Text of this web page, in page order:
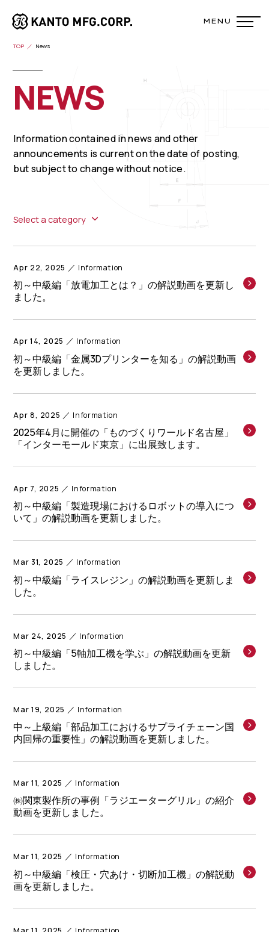
TOP News
NEWS
Information contained in news and other
announcements is current on the date of posting,
but subject to change without notice.
Select a category
Apr 22, 2025 Information
初～中級編「放電加工とは？」の解説動画を更新し
ました。
Apr 14, 2025 Information
初～中級編「金属3Dプリンターを知る」の解説動画
を更新しました。
Apr 8, 2025 Information
2025年4月に開催の「ものづくりワールド名古屋」
「インターモールド東京」に出展致します。
Apr 7, 2025 Information
初～中級編「製造現場におけるロボットの導入につ
いて」の解説動画を更新しました。
Mar 31, 2025 Information
初～中級編「ライスレジン」の解説動画を更新しま
した。
Mar 24, 2025 Information
初～中級編「5軸加工機を学ぶ」の解説動画を更新
しました。
Mar 19, 2025 Information
中～上級編「部品加工におけるサプライチェーン国
内回帰の重要性」の解説動画を更新しました。
Mar 11, 2025 Information
㈱関東製作所の事例「ラジエーターグリル」の紹介
動画を更新しました。
Mar 11, 2025 Information
初～中級編「検圧・穴あけ・切断加工機」の解説動
画を更新しました。